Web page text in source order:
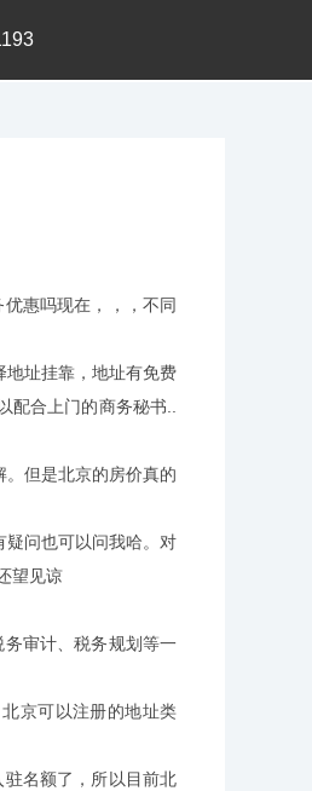
惠吗现在，，，不同
地址挂靠，地址有免费
合上门的商务秘书..
但是北京的房价真的
问也可以问我哈。对
望见谅
务审计、税务规划等一
京可以注册的地址类
名额了，所以目前北